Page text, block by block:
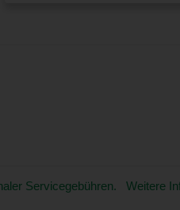
Servicegebühren. Weitere